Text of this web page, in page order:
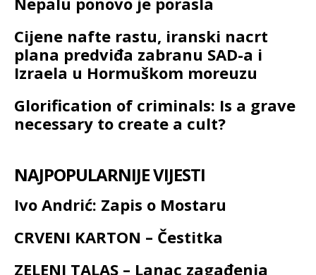
Cijene nafte rastu, iranski nacrt
plana predviđa zabranu SAD-a i
Izraela u Hormuškom moreuzu
Glorification of criminals: Is a grave
necessary to create a cult?
NAJPOPULARNIJE VIJESTI
Ivo Andrić: Zapis o Mostaru
CRVENI KARTON – Čestitka
ZELENI TALAS – Lanac zagađenja